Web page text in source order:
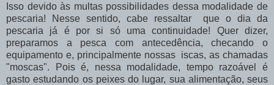
Isso devido às multas possibilidades dessa modalidade de
pescaria! Nesse sentido, cabe ressaltar que o dia da
pescaria já é por si só uma continuidade! Quer dizer,
preparamos a pesca com antecedência, checando o
equipamento e, principalmente nossas iscas, as chamadas
"moscas". Pois é, nessa modalidade, tempo razoável é
gasto estudando os peixes do lugar, sua alimentação, seus